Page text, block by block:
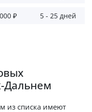
₽ 5 - 25 дней
Дальнем
из списка имеют